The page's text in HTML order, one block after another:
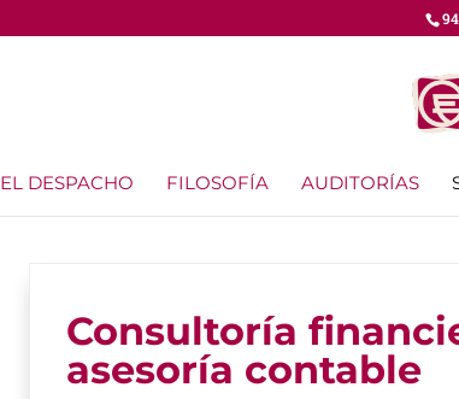
EL DESPACHO FILOSOFÍA AUDITORÍAS
Consultoría
asesoría contable